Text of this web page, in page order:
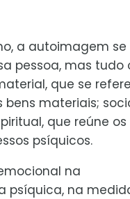
a autoimagem se
pessoa, mas tudo
que se
bens materiais;
que reúne os
psíquicos.
na
psíquica, na